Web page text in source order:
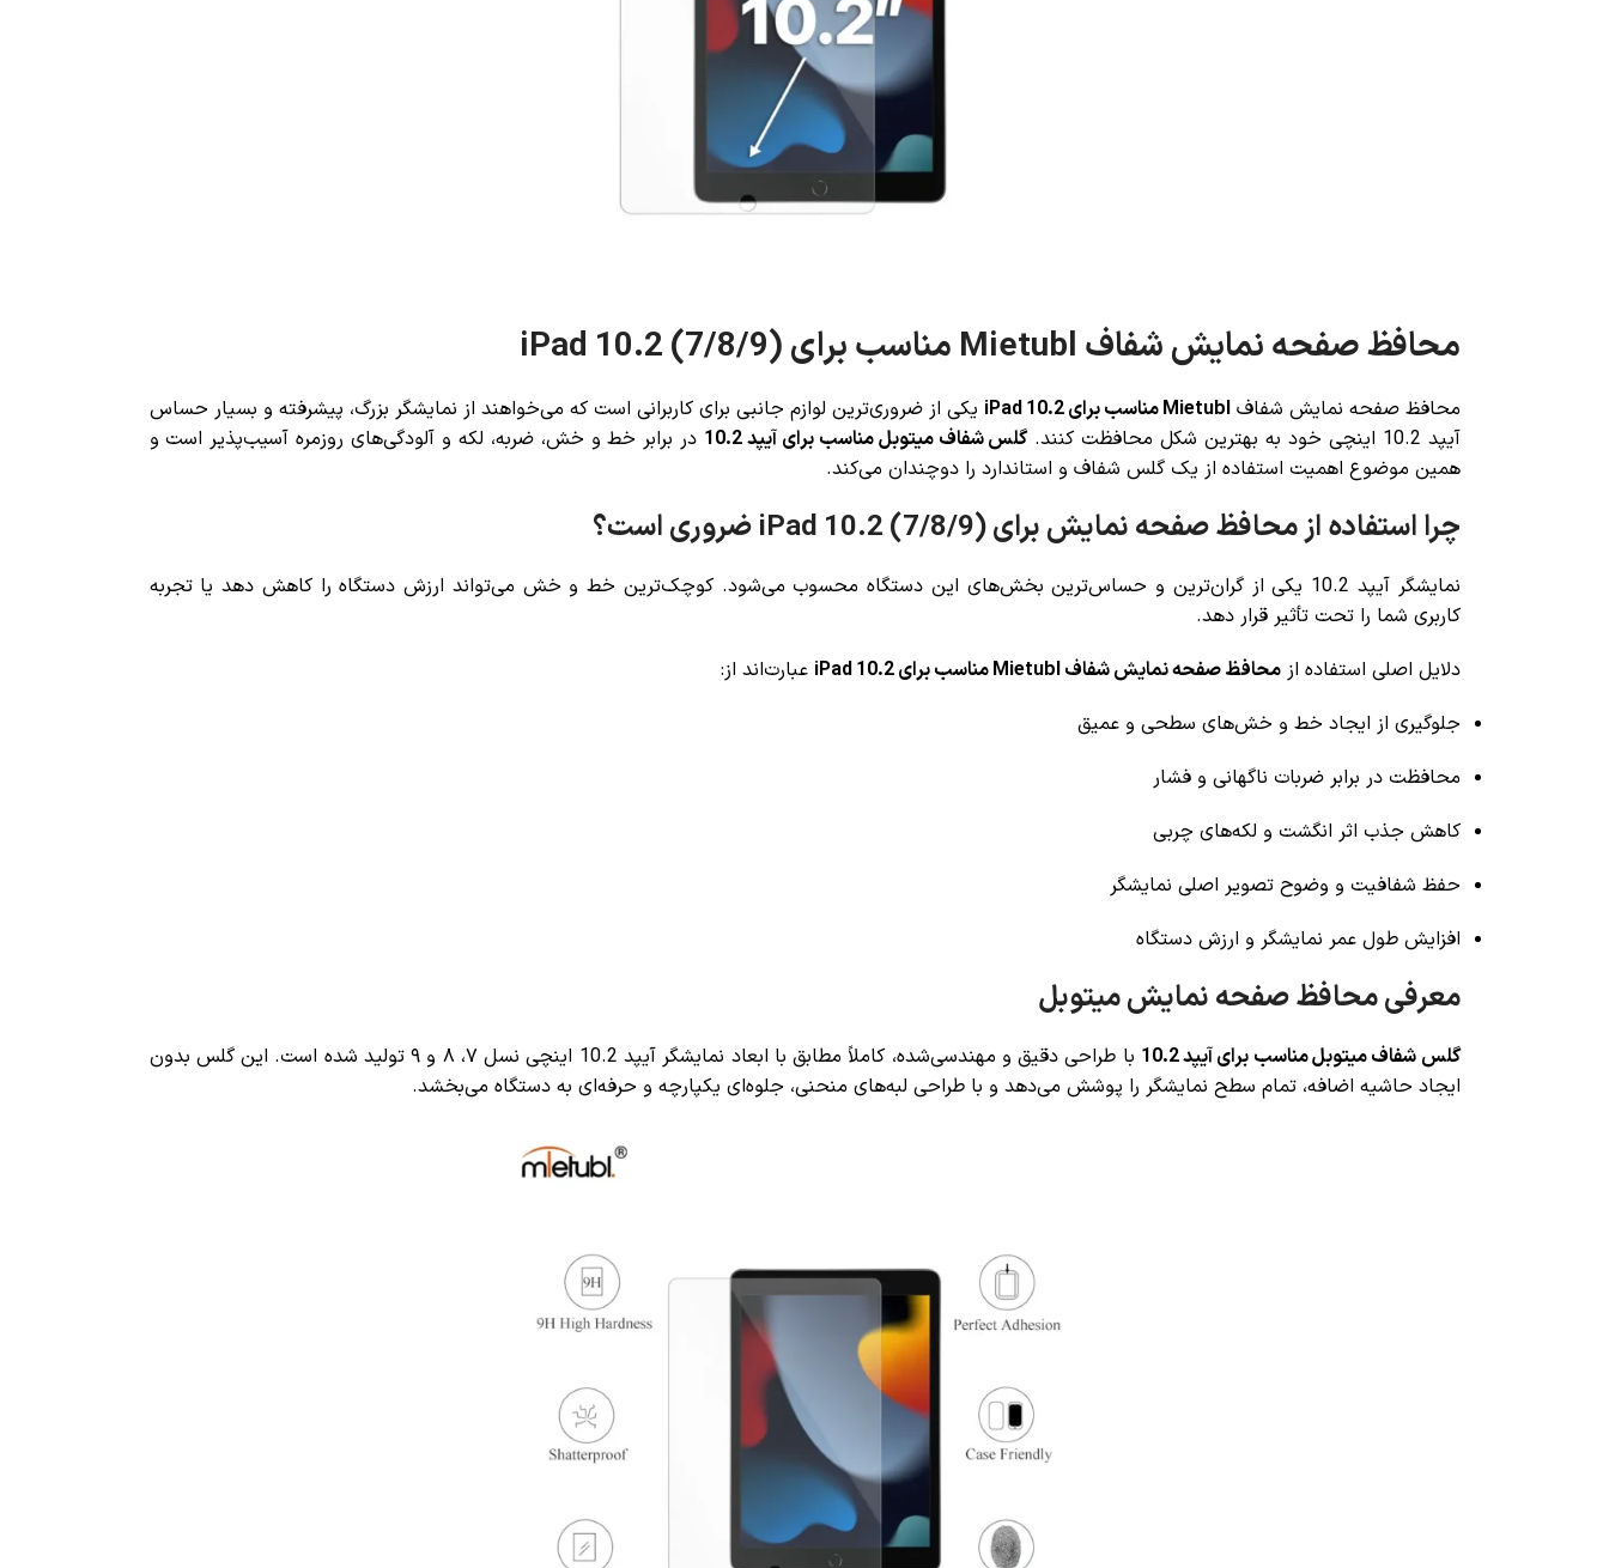
محافظ صفحه نمایش شفاف Mietubl مناسب برای iPad 10.2 (7/8/9)
محافظ صفحه نمایش شفافMietubl مناسب برای iPad 10.2
یکی از ضروری‌ترین لوازم جانبی برای کاربرانی است که می‌خواهند از نمایشگر بزرگ، پیشرفته و بسیار حساس
آیپد 10.2 اینچی خود به بهترین شکل محافظت کنند.
گلس شفاف میتوبل مناسب برای آیپد 10.2
در برابر خط و خش، ضربه، لکه و آلودگی‌های روزمره آسیب‌پذیر است و
همین موضوع اهمیت استفاده از یک گلس شفاف و استاندارد را دوچندان می‌کند.
چرا استفاده از محافظ صفحه نمایش برای iPad 10.2 (7/8/9) ضروری است؟
نمایشگر آیپد 10.2 یکی از گران‌ترین و حساس‌ترین بخش‌های این دستگاه محسوب می‌شود. کوچک‌ترین خط و خش می‌تواند ارزش دستگاه را کاهش دهد یا تجربه
کاربری شما را تحت تأثیر قرار دهد.
دلایل اصلی استفاده ازمحافظ صفحه نمایش شفاف Mietubl مناسب برای iPad 10.2
عبارت‌اند از:
جلوگیری از ایجاد خط و خش‌های سطحی و عمیق
محافظت در برابر ضربات ناگهانی و فشار
کاهش جذب اثر انگشت و لکه‌های چربی
حفظ شفافیت و وضوح تصویر اصلی نمایشگر
افزایش طول عمر نمایشگر و ارزش دستگاه
معرفی محافظ صفحه نمایش میتوبل
گلس شفاف میتوبل مناسب برای آیپد 10.2
با طراحی دقیق و مهندسی‌شده، کاملاً مطابق با ابعاد نمایشگر آیپد 10.2 اینچی نسل ۷، ۸ و ۹ تولید شده است. این گلس بدون
ایجاد حاشیه اضافه، تمام سطح نمایشگر را پوشش می‌دهد و با طراحی لبه‌های منحنی، جلوه‌ای یکپارچه و حرفه‌ای به دستگاه می‌بخشد.